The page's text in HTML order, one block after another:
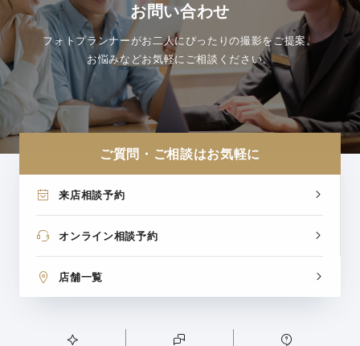
お問い合わせ
フォトプランナーがお二人にぴったりの撮影をご提案。
お悩みなどお気軽にご相談ください。
ご質問・ご相談はお気軽に
来店相談予約
オンライン相談予約
店舗一覧